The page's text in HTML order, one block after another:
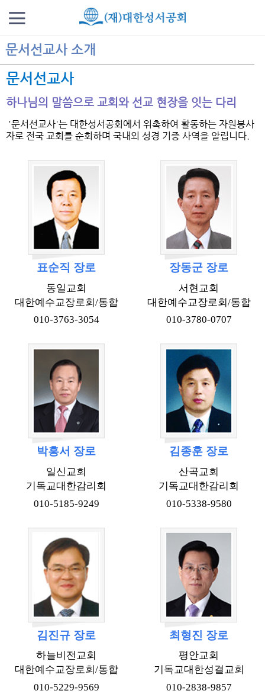
문서선교사 소개
문서선교사
하나님의 말씀으로 교회와 선교 현장을 잇는 다리
'문서선교사'는 대한성서공회에서 위촉하여 활동하는 자원봉사
자로 전국 교회를 순회하며 국내외 성경 기증 사역을 알립니다.
표순직 장로
동일교회
대한예수교장로회/통합
010-3763-3054
장동군 장로
서현교회
대한예수교장로회/통합
010-3780-0707
박흥서 장로
일신교회
기독교대한감리회
010-5185-9249
김종훈 장로
산곡교회
기독교대한감리회
010-5338-9580
김진규 장로
하늘비전교회
대한예수교장로회/통합
010-5229-9569
최형진 장로
평안교회
기독교대한성결교회
010-2838-9857